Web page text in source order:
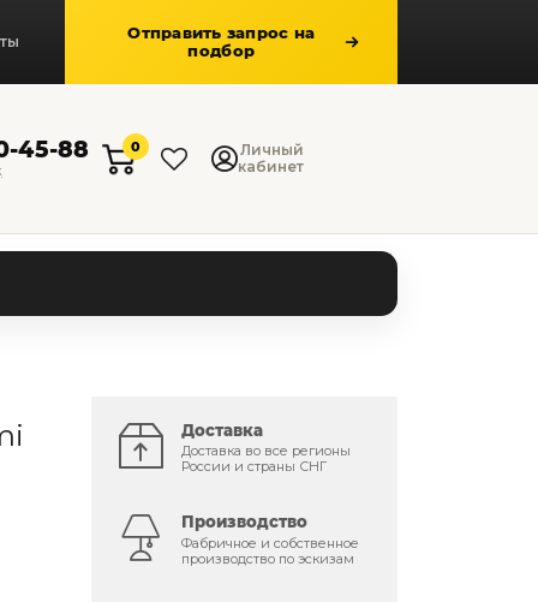
Отправить запрос на
подбор
45-88 0
Личный
кабинет
Доставка
Доставка во все регионы
России и страны СНГ
Производство
Фабричное и собственное
производство по эскизам